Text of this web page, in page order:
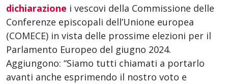
dichiarazione i vescovi della Commissione delle
Conferenze episcopali dell’Unione europea
(COMECE) in vista delle prossime elezioni per il
Parlamento Europeo del giugno 2024.
Aggiungono: “Siamo tutti chiamati a portarlo
avanti anche esprimendo il nostro voto e